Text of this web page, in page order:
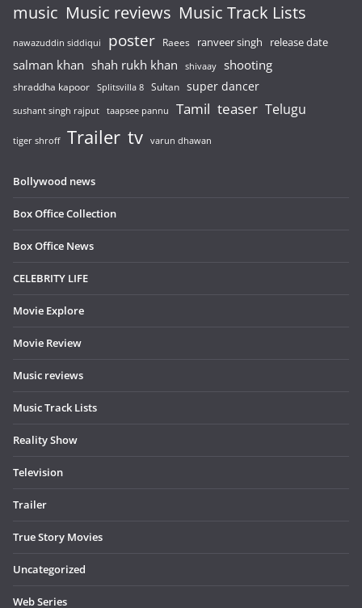
music Music reviews Music Track Lists
nawazuddin siddiqui poster Raees ranveer singh release date
salman khan shah rukh khan shivaay shooting
shraddha kapoor Splitsvilla 8 Sultan super dancer
sushant singh rajput taapsee pannu Tamil teaser Telugu
tiger shroff Trailer tv varun dhawan
Bollywood news
Box Office Collection
Box Office News
CELEBRITY LIFE
Movie Explore
Movie Review
Music reviews
Music Track Lists
Reality Show
Television
Trailer
True Story Movies
Uncategorized
Web Series